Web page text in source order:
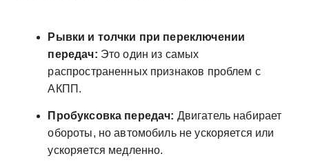
Рывки и толчки при переключении
передач: Это один из самых
распространенных признаков проблем с
АКПП.
Пробуксовка передач: Двигатель набирает
обороты, но автомобиль не ускоряется или
ускоряется медленно.